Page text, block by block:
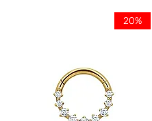
20%